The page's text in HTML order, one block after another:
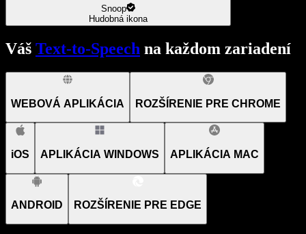
Snoop
Hudobná ikona
Váš Text-to-Speech na každom zariadení
WEBOVÁ APLIKÁCIA ROZŠÍRENIE PRE CHROME
iOS APLIKÁCIA WINDOWS APLIKÁCIA MAC
ANDROID ROZŠÍRENIE PRE EDGE